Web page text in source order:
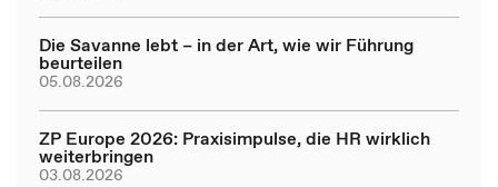
Die Savanne lebt – in der Art, wie wir Führung
beurteilen
05.08.2026
ZP Europe 2026: Praxisimpulse, die HR wirklich
weiterbringen
03.08.2026